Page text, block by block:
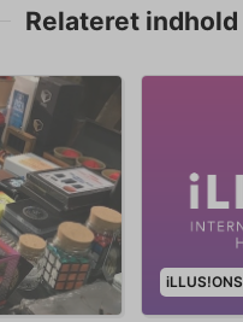
Relateret indhold
iLLUS!ONS